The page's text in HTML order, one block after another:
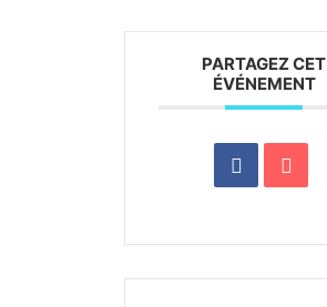
PARTAGEZ CET
ÉVÉNEMENT